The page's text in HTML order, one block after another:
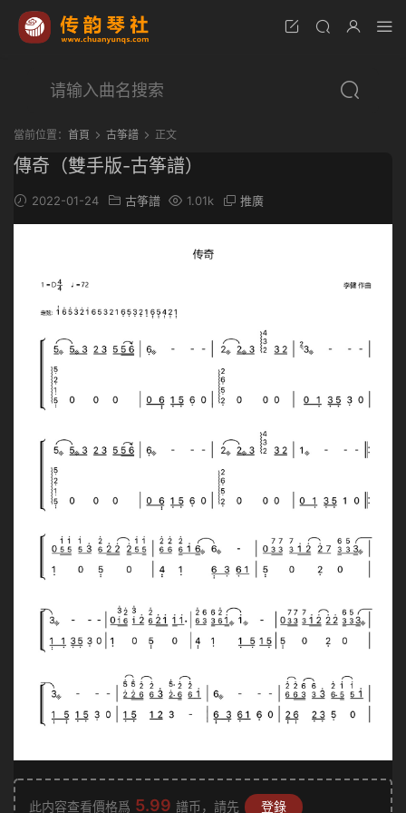
當前位置： 首頁 古筝譜 正文
傳奇（雙手版-古筝譜）
2022-01-24 古筝譜 1.01k 推廣
此内容查看價格爲 5.99 譜币，請先 登錄